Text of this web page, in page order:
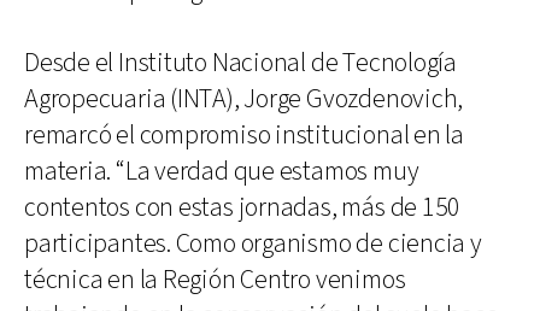
Desde el Instituto Nacional de Tecnología
Agropecuaria (INTA), Jorge Gvozdenovich,
remarcó el compromiso institucional en la
materia. “La verdad que estamos muy
contentos con estas jornadas, más de 150
participantes. Como organismo de ciencia y
técnica en la Región Centro venimos